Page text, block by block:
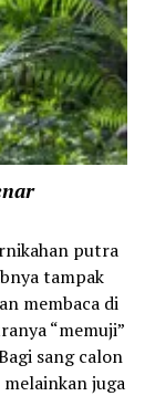
putra
tampak
membaca di
“memuji”
sang calon
juga